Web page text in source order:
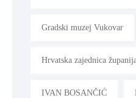
Gradski muzej Vukovar
Hrvatska zajednica
IVAN BOSANČIĆ